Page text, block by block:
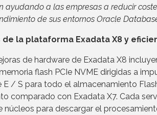
ayudando a las empresas a reducir
de sus entornos Oracle
de la plataforma Exadata X8 y
de hardware de Exadata X8
flash PCIe NVME dirigidas a
E / S para todo el almacenamiento
comparado con Exadata X7. Cada
núcleos para descargar el